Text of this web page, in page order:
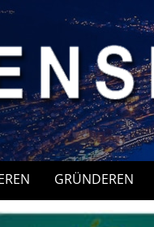
GRÜNDEREN